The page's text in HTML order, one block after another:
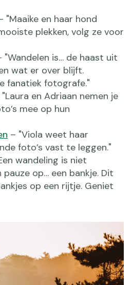
"Maaike en haar hond
plekken, volg ze voor
"Wandelen is… de haast uit
wat er over blijft.
fanatiek fotografe."
en Adriaan nemen je
mee op hun
– "Viola weet haar
foto’s vast te leggen."
wandeling is niet
op… een bankje. Dit
op een rijtje. Geniet